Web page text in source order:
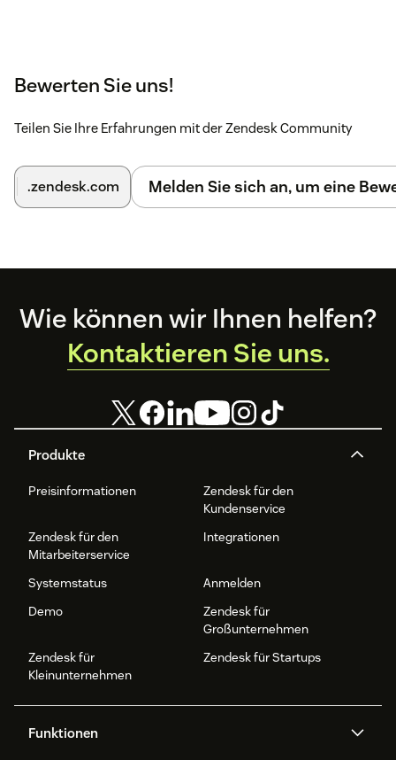
Bewerten Sie uns!
Teilen Sie Ihre Erfahrungen mit der Zendesk Community
.zendesk.com Melden Sie sich an, um eine
Footer
Produkte
Preisinformationen
Zendesk für den
Kundenservice
Zendesk für den
Mitarbeiterservice
Integrationen
Systemstatus
Anmelden
Demo
Zendesk für
Großunternehmen
Zendesk für
Kleinunternehmen
Zendesk für Startups
Funktionen
Wie können wir Ihnen helfen?
Kontaktieren Sie uns.